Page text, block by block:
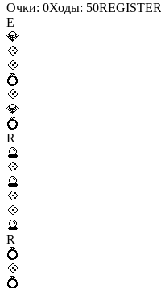
Очки: 0Ходы: 50REGISTER
E
💎
💠
💠
💍
💠
💎
💍
R
🔮
💠
🔮
💠
💠
🔮
R
💍
💠
💍